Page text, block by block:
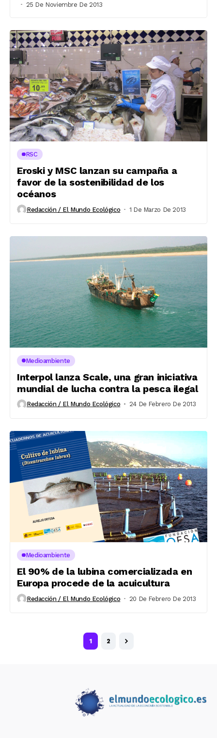
25 De Noviembre De 2013
RSC
Eroski y MSC lanzan su campaña a
favor de la sostenibilidad de los
océanos
Redacción / El Mundo Ecológico 1 De Marzo De 2013
Medioambiente
Interpol lanza Scale, una gran iniciativa
mundial de lucha contra la pesca ilegal
Redacción / El Mundo Ecológico 24 De Febrero De 2013
Medioambiente
El 90% de la lubina comercializada en
Europa procede de la acuicultura
Redacción / El Mundo Ecológico 20 De Febrero De 2013
1 2